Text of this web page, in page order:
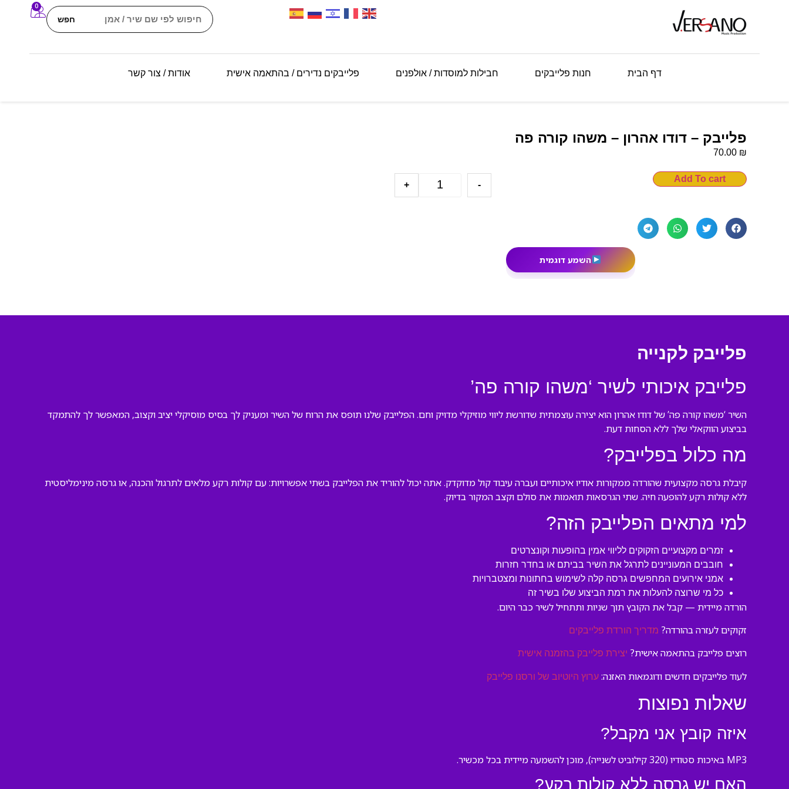
חפש
0
דף הבית חנות פלייבקים חבילות למוסדות / אולפנים פלייבקים נדירים / בהתאמה אישית אודות / צור קשר
פלייבק – דודו אהרון – משהו קורה פה
70.00 ₪
-
+
Add To cart
השמע דוגמית
פלייבק לקנייה
פלייבק איכותי לשיר ‘משהו קורה פה’
השיר ‘משהו קורה פה’ של דודו אהרון הוא יצירה עוצמתית שדורשת ליווי מוזיקלי מדויק וחם. הפלייבק שלנו תופס את הרוח של השיר ומעניק לך בסיס מוסיקלי יציב וקצוב, המאפשר לך להתמקד
בביצוע הווקאלי שלך ללא הסחות דעת.
מה כלול בפלייבק?
קיבלת גרסה מקצועית שהורדה ממקורות אודיו איכותיים ועברה עיבוד קול מדוקדק. אתה יכול להוריד את הפלייבק בשתי אפשרויות: עם קולות רקע מלאים לתרגול והכנה, או גרסה מינימליסטית
ללא קולות רקע להופעה חיה. שתי הגרסאות תואמות את סולם וקצב המקור בדיוק.
למי מתאים הפלייבק הזה?
זמרים מקצועיים הזקוקים לליווי אמין בהופעות וקונצרטים
חובבים המעוניינים לתרגל את השיר בביתם או בחדר חזרות
אמני אירועים המחפשים גרסה קלה לשימוש בחתונות ומצטברויות
כל מי שרוצה להעלות את רמת הביצוע שלו בשיר זה
הורדה מיידית — קבל את הקובץ תוך שניות ותתחיל לשיר כבר היום.
זקוקים לעזרה בהורדה? מדריך הורדת פלייבקים
רוצים פלייבק בהתאמה אישית? יצירת פלייבק בהזמנה אישית
לעוד פלייבקים חדשים ודוגמאות האזנה: ערוץ היוטיוב של ורסנו פלייבק
שאלות נפוצות
איזה קובץ אני מקבל?
MP3 באיכות סטודיו (320 קילוביט לשנייה), מוכן להשמעה מיידית בכל מכשיר.
האם יש גרסה ללא קולות רקע?